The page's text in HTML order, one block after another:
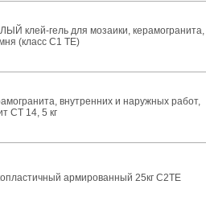
клей-гель для мозаики, керамогранита,
(класс C1 TE)
внутренних и наружных работ,
CT 14, 5 кг
армированный 25кг С2ТЕ